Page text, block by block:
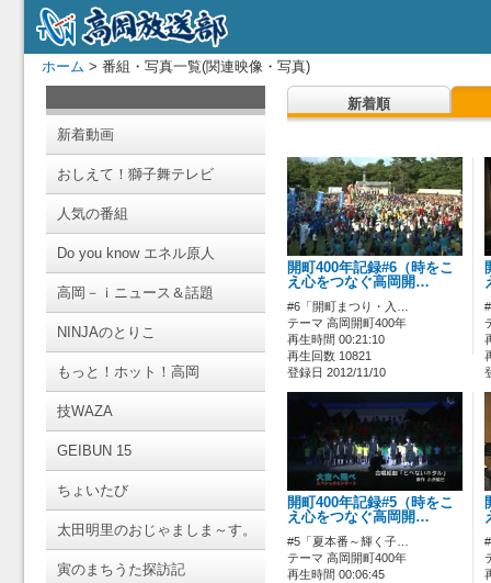
ホーム > 番組・写真一覧(関連映像・写真)
新着動画
おしえて！獅子舞テレビ
人気の番組
Do you know エネル原人
高岡－ｉニュース＆話題
NINJAのとりこ
もっと！ホット！高岡
技WAZA
GEIBUN 15
ちょいたび
太田明里のおじゃましま～す。
寅のまちうた探訪記
新着順
開町400年記録#6（時をこ
え心をつなぐ高岡開…
#6「開町まつり・入…
テーマ 高岡開町400年
再生時間 00:21:10
再生回数 10821
登録日 2012/11/10
開町400年記録#5（時をこ
え心をつなぐ高岡開…
#5「夏本番～輝く子…
テーマ 高岡開町400年
再生時間 00:06:45